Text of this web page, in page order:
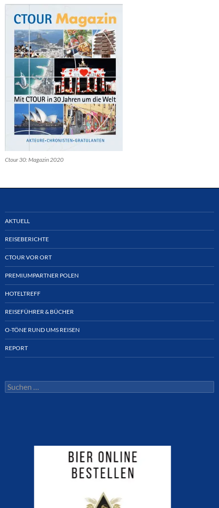
Ctour 30: Magazin 2020
AKTUELL
REISEBERICHTE
CTOUR VOR ORT
PREMIUMPARTNER POLEN
HOTELTREFF
REISEFÜHRER & BÜCHER
O-TÖNE RUND UMS REISEN
REPORT
Suchen
nach: